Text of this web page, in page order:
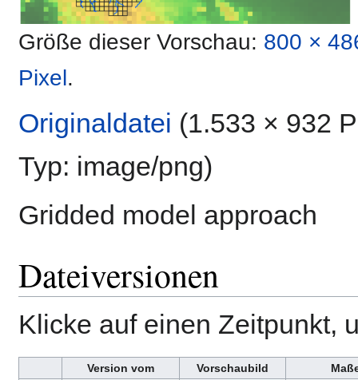
Größe dieser Vorschau: 800 ×
Pixel.
Originaldatei (1.533 × 932
Typ: image/png)
Gridded model approach
Dateiversionen
Klicke auf einen Zeitpunkt,
Version vom Vorschaubild